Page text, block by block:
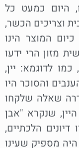
היום כמעט כל
וצריכים הכשר,
המוצר הינו
מזון הרי ידעו
לדוגמא: יין,
והסוכר היו
שאלה שלקחו
שנקרא "אבן
הלכתיים,
מספיק שעינו